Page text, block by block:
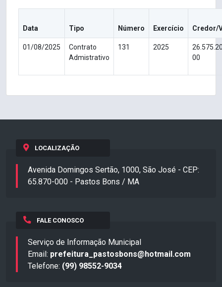
Data Tipo Número Exercício Credor/
01/08/2025
Contrato
Admistrativo
131 2025
00
LOCALIZAÇÃO
Avenida Domingos Sertão, 1000, São José - CEP:
65.870-000 - Pastos Bons / MA
FALE CONOSCO
Serviço de Informação Municipal
Email: prefeitura_pastosbons@hotmail.com
Telefone: (99) 98552-9034